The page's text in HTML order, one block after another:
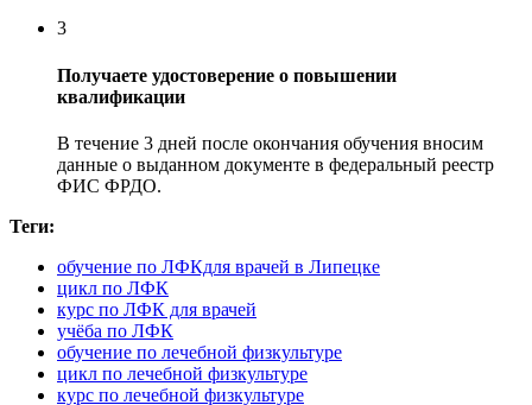
3
Получаете удостоверение о повышении
квалификации
В течение 3 дней после окончания обучения вносим
данные о выданном документе в федеральный реестр
ФИС ФРДО.
Теги:
обучение по ЛФКдля врачей в Липецке
цикл по ЛФК
курс по ЛФК для врачей
учёба по ЛФК
обучение по лечебной физкультуре
цикл по лечебной физкультуре
курс по лечебной физкультуре